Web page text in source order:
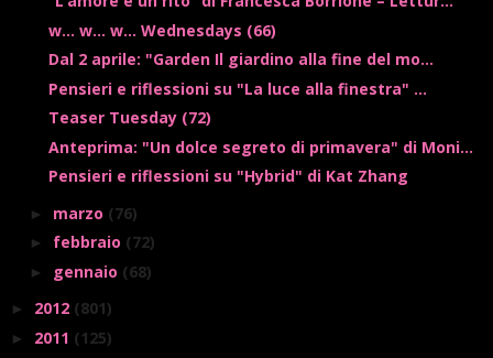
w... w... w... Wednesdays (66)
Dal 2 aprile: "Garden Il giardino alla fine del mo...
Pensieri e riflessioni su "La luce alla finestra" ...
Teaser Tuesday (72)
Anteprima: "Un dolce segreto di primavera" di Moni...
Pensieri e riflessioni su "Hybrid" di Kat Zhang
► marzo (76)
► febbraio (72)
► gennaio (68)
► 2012 (801)
► 2011 (125)